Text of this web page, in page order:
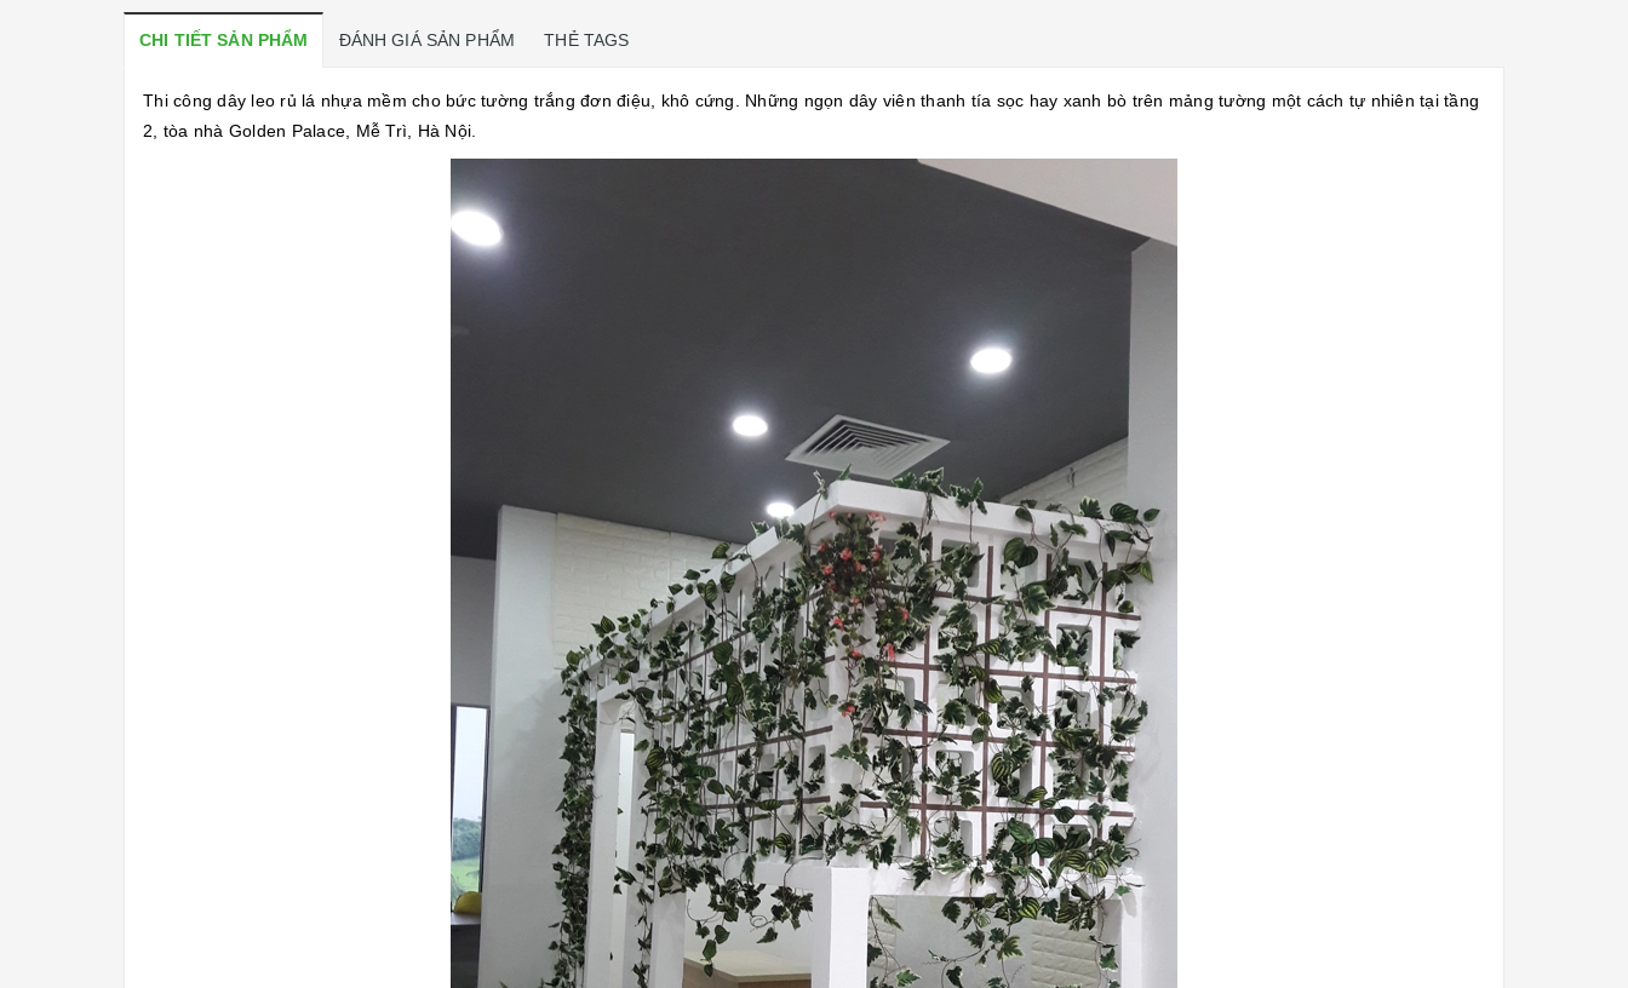
CHI TIẾT SẢN PHẨM ĐÁNH GIÁ SẢN PHẨM THẺ TAGS
Thi công dây leo rủ lá nhựa mềm cho bức tường trắng đơn điệu, khô cứng. Những ngọn dây viên thanh tía sọc hay xanh bò trên mảng tường một cách tự nhiên tại tầng
2, tòa nhà Golden Palace, Mễ Trì, Hà Nội.